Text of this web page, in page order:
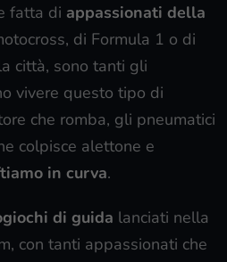
fatta di appassionati della
di Formula 1 o di
città, sono tanti gli
vivere questo tipo di
che romba, gli pneumatici
colpisce alettone e
in curva.
di guida lanciati nella
con tanti appassionati che